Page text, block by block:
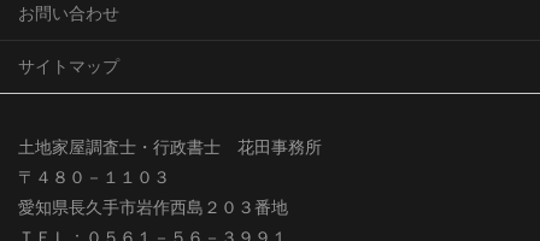
お問い合わせ
サイトマップ
土地家屋調査士・行政書士 花田事務所
〒４８０－１１０３
愛知県長久手市岩作西島２０３番地